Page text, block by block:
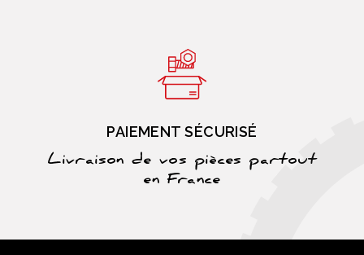
PAIEMENT SÉCURISÉ
Livraison de vos pièces partout
en France